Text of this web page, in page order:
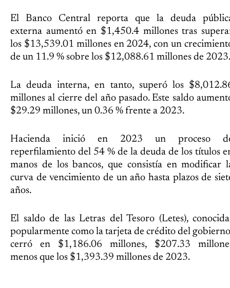
El Banco Central reporta que la deuda
externa aumentó en $1,450.4 millones tras
los $13,539.01 millones en 2024, con un
de un 11.9 % sobre los $12,088.61 millones de 2023.
La deuda interna, en tanto, superó los
millones al cierre del año pasado. Este saldo
$29.29 millones, un 0.36 % frente a 2023.
Hacienda inició en 2023 un proceso
reperfilamiento del 54 % de la deuda de los títulos
manos de los bancos, que consistía en modificar
curva de vencimiento de un año hasta plazos de
años.
El saldo de las Letras del Tesoro (Letes),
popularmente como la tarjeta de crédito del
cerró en $1,186.06 millones, $207.33
menos que los $1,393.39 millones de 2023.